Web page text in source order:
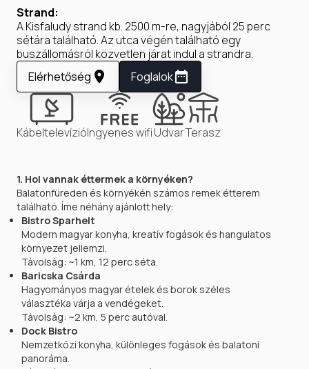
Strand:
A Kisfaludy strand kb. 2500 m-re, nagyjából 25 perc
sétára található. Az utca végén található egy
buszállomásról közvetlen járat indul a strandra.
Elérhetőség
Foglalok
KábeltelevízióIngyenes wifiUdvarTerasz
1. Hol vannak éttermek a környéken?
Balatonfüreden és környékén számos remek étterem
található. Íme néhány ajánlott hely:
Bistro Sparhelt
Modern magyar konyha, kreatív fogások és hangulatos
környezet jellemzi.
Távolság: ~1 km, 12 perc séta.
Baricska Csárda
Hagyományos magyar ételek és borok széles
választéka várja a vendégeket.
Távolság: ~2 km, 5 perc autóval.
Dock Bistro
Nemzetközi konyha, különleges fogások és balatoni
panoráma.